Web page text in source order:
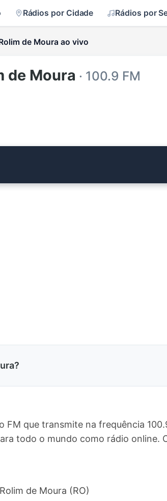
Rádios por Cidade Rádios por
de Moura ao vivo
de Moura · 100.9 FM
FM que transmite na frequência
todo o mundo como rádio online.
de Moura (RO)